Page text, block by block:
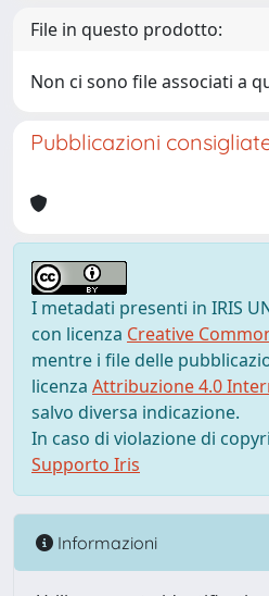
File in questo prodotto:
Non ci sono file associati a
Pubblicazioni
I metadati presenti in IRIS
con licenza Creative
mentre i file delle
licenza Attribuzione 4.0
salvo diversa indicazione.
In caso di violazione di
Supporto Iris
Informazioni